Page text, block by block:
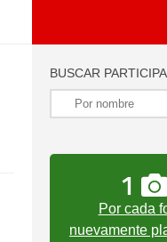
BUSCAR
1
Por cada
nuevamente